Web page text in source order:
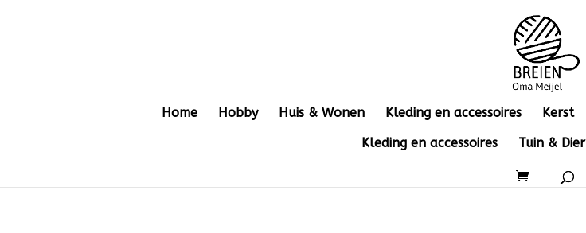
Home Hobby Huis & Wonen Kleding en accessoires Kerst
Kleding en accessoires
Tuin & Dier